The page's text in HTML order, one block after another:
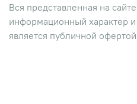
Вся представленная на
информационный характер
является публичной